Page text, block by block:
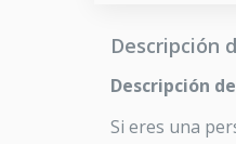
Descripción
Descripción
Si eres una